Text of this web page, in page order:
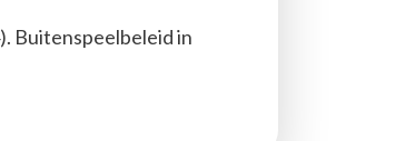
Buitenspeelbeleid in